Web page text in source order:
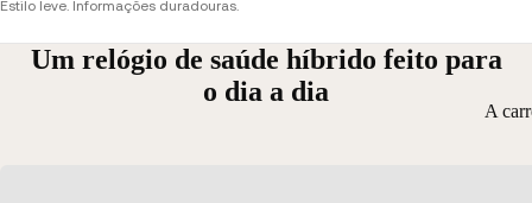
A
Estilo leve. Informações duradouras.
Um relógio de saúde híbrido feito para
o dia a dia